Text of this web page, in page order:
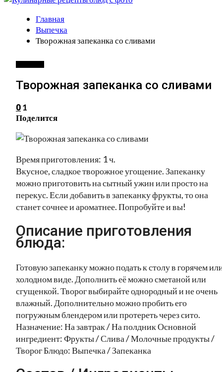
Главная
Выпечка
Творожная запеканка со сливами
Творожная запеканка со сливами
0 1
Поделится
Время приготовления: 1 ч.
Вкусное, сладкое творожное угощение. Запеканку
можно приготовить на сытный ужин или просто на
перекус. Если добавить в запеканку фрукты, то она
станет сочнее и ароматнее. Попробуйте и вы!
Описание приготовления
блюда:
Готовую запеканку можно подать к столу в горячем
холодном виде. Дополнить её можно сметаной или
сгущенкой. Творог выбирайте однородный и не очень
влажный. Дополнительно можно пробить его
погружным блендером или протереть через сито.
Назначение: На завтрак / На полдник Основной
ингредиент: Фрукты / Слива / Молочные продукты /
Творог Блюдо: Выпечка / Запеканка